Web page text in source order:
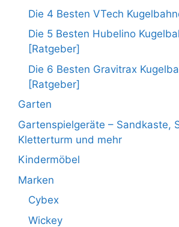
Die 4 Besten VTech
Die 5 Besten Hubelino
[Ratgeber]
Die 6 Besten Gravitrax
[Ratgeber]
Garten
Gartenspielgeräte – Sandkaste,
Kletterturm und mehr
Kindermöbel
Marken
Cybex
Wickey